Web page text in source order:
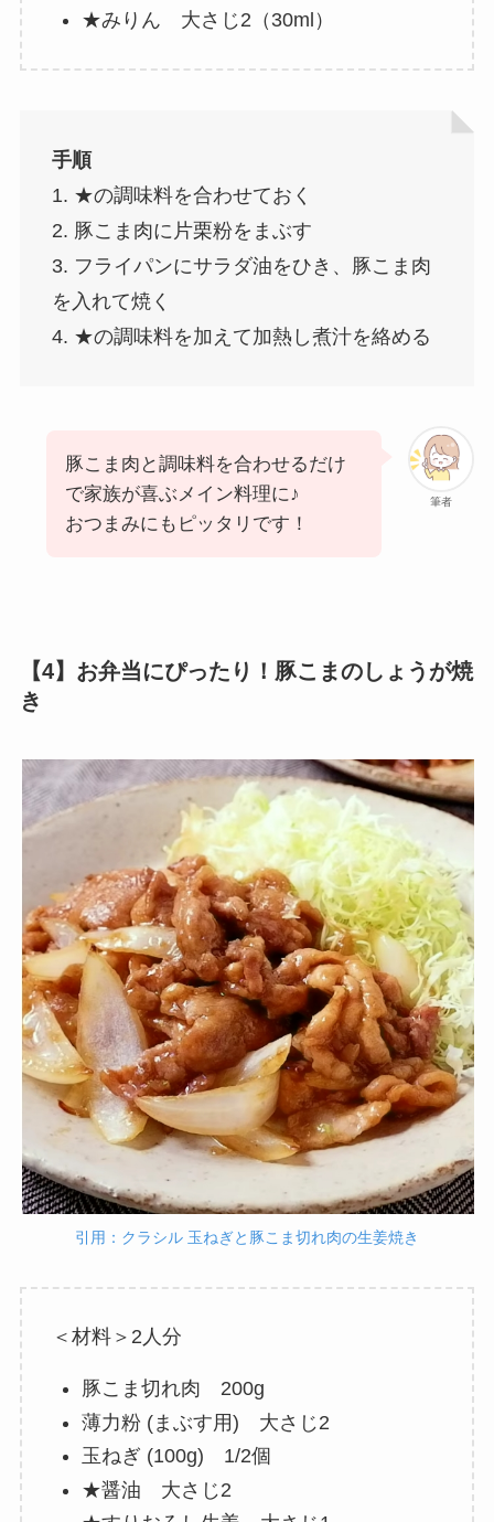
★みりん 大さじ2（30ml）
手順
1. ★の調味料を合わせておく
2. 豚こま肉に片栗粉をまぶす
3. フライパンにサラダ油をひき、豚こま肉
を入れて焼く
4. ★の調味料を加えて加熱し煮汁を絡める
筆者
豚こま肉と調味料を合わせるだけ
で家族が喜ぶメイン料理に♪
おつまみにもピッタリです！
【4】お弁当にぴったり！豚こまのしょうが焼
き
引用：クラシル 玉ねぎと豚こま切れ肉の生姜焼き
＜材料＞2人分
豚こま切れ肉 200g
薄力粉 (まぶす用) 大さじ2
玉ねぎ (100g) 1/2個
★醤油 大さじ2